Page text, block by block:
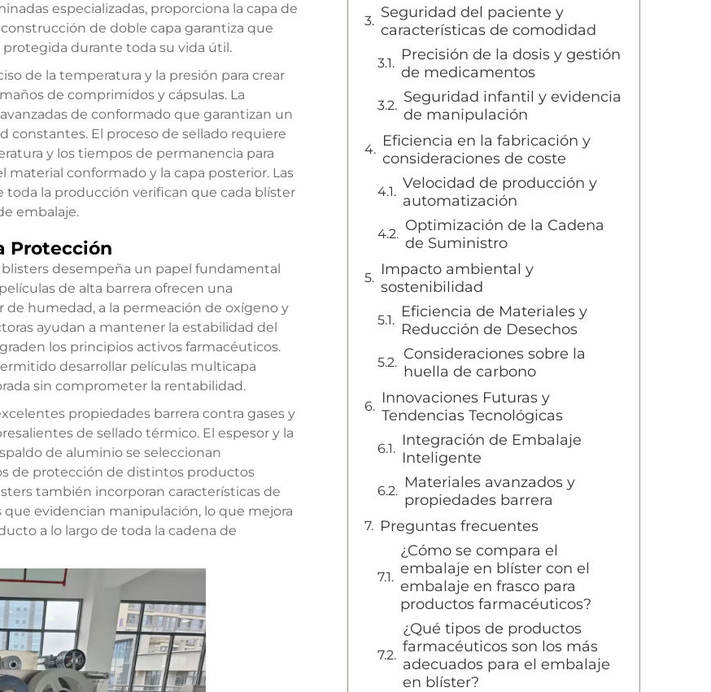
especializadas, proporciona la capa de
de doble capa garantiza que
durante toda su vida útil.
de la temperatura y la presión para crear
de comprimidos y cápsulas. La
de conformado que garantizan un
constantes. El proceso de sellado requiere
y los tiempos de permanencia para
conformado y la capa posterior. Las
la producción verifican que cada blíster
embalaje.
Protección
blisters desempeña un papel fundamental
de alta barrera ofrecen una
de humedad, a la permeación de oxígeno y
ayudan a mantener la estabilidad del
los principios activos farmacéuticos.
desarrollar películas multicapa
sin comprometer la rentabilidad.
propiedades barrera contra gases y
de sellado térmico. El espesor y la
de aluminio se seleccionan
de protección de distintos productos
también incorporan características de
evidencian manipulación, lo que mejora
a lo largo de toda la cadena de
Seguridad del paciente y
características de comodidad
Precisión de la dosis y gestión
de medicamentos
Seguridad infantil y evidencia
de manipulación
Eficiencia en la fabricación y
consideraciones de coste
Velocidad de producción y
automatización
Optimización de la Cadena
de Suministro
Impacto ambiental y
sostenibilidad
Eficiencia de Materiales y
Reducción de Desechos
Consideraciones sobre la
huella de carbono
Innovaciones Futuras y
Tendencias Tecnológicas
Integración de Embalaje
Inteligente
Materiales avanzados y
propiedades barrera
Preguntas frecuentes
¿Cómo se compara el
embalaje en blíster con el
embalaje en frasco para
productos farmacéuticos?
¿Qué tipos de productos
farmacéuticos son los más
adecuados para el embalaje
en blíster?